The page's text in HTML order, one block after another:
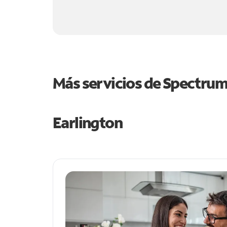
Más servicios de
Earlington